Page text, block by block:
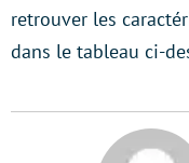
retrouver les
dans le tableau ci-